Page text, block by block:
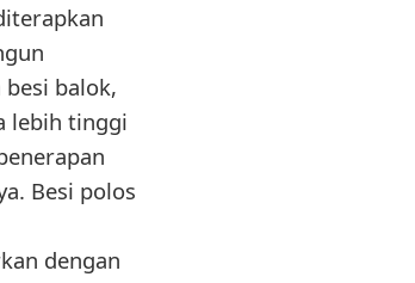
balok,
lebih tinggi
Besi polos
dengan